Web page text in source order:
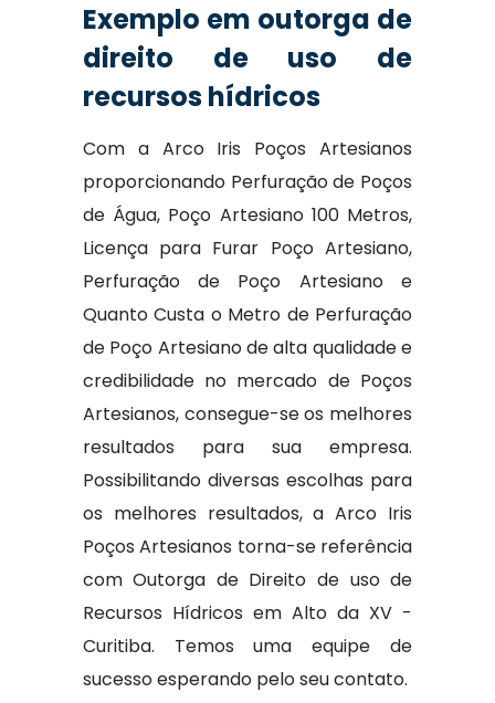
Exemplo em outorga de
direito de uso de
recursos hídricos
Com a Arco Iris Poços Artesianos
proporcionando Perfuração de Poços
de Água, Poço Artesiano 100 Metros,
Licença para Furar Poço Artesiano,
Perfuração de Poço Artesiano e
Quanto Custa o Metro de Perfuração
de Poço Artesiano de alta qualidade e
credibilidade no mercado de Poços
Artesianos, consegue-se os melhores
resultados para sua empresa.
Possibilitando diversas escolhas para
os melhores resultados, a Arco Iris
Poços Artesianos torna-se referência
com Outorga de Direito de uso de
Recursos Hídricos em Alto da XV -
Curitiba. Temos uma equipe de
sucesso esperando pelo seu contato.